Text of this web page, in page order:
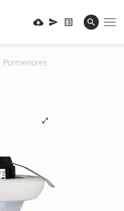
Pormenores